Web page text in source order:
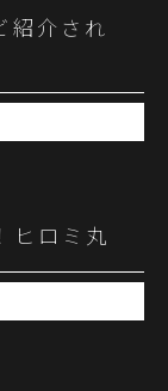
紹介され
ヒロミ丸